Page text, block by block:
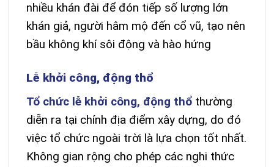
nhiều khán đài để đón tiếp số lượng lớn
khán giả, người hâm mộ đến cổ vũ, tạo nên
bầu không khí sôi động và hào hứng
Lễ khởi công, động thổ
Tổ chức lễ khởi công, động thổ thường
diễn ra tại chính địa điểm xây dựng, do đó
việc tổ chức ngoài trời là lựa chọn tốt nhất.
Không gian rộng cho phép các nghi thức